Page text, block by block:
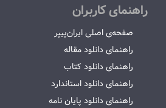
راهنمای کاربران
صفحه‌ی اصلی ایران‌پیپر
راهنمای دانلود مقاله
راهنمای دانلود کتاب
راهنمای دانلود استاندارد
راهنمای دانلود پایان نامه